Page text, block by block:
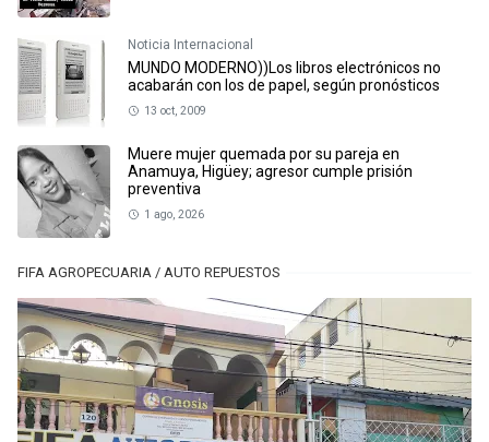
Noticia Internacional
MUNDO MODERNO))Los libros electrónicos no
acabarán con los de papel, según pronósticos
13 oct, 2009
Muere mujer quemada por su pareja en
Anamuya, Higüey; agresor cumple prisión
preventiva
1 ago, 2026
FIFA AGROPECUARIA / AUTO REPUESTOS